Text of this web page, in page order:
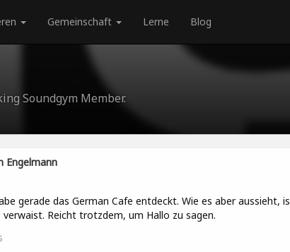
Gemeinschaft Lerne Blog
Soundgym Member.
Engelmann
gerade das German Cafe entdeckt. Wie es aber aussieht,
Reicht trotzdem, um Hallo zu sagen.